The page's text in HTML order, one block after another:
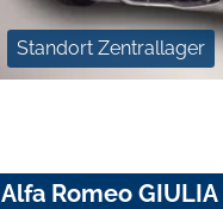
Standort Zentrallager
Alfa Romeo GIULIA